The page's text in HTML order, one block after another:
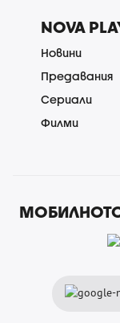
NOVA
Новини
Предавания
Сериали
Филми
МОБИЛНОТО